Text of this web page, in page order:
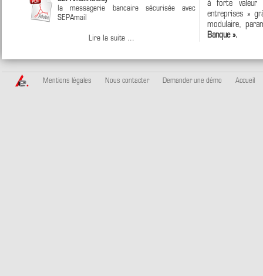
la messagerie bancaire sécurisée avec
SEPAmail
Lire la suite ...
à forte valeur
entreprises »
modulaire,
Banque ».
Mentions légales Nous contacter Demander une démo Accueil